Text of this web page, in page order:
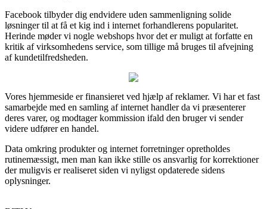
Facebook tilbyder dig endvidere uden sammenligning solide
løsninger til at få et kig ind i internet forhandlerens popularitet.
Herinde møder vi nogle webshops hvor det er muligt at forfatte en
kritik af virksomhedens service, som tillige må bruges til afvejning
af kundetilfredsheden.
Vores hjemmeside er finansieret ved hjælp af reklamer. Vi har et fast
samarbejde med en samling af internet handler da vi præsenterer
deres varer, og modtager kommission ifald den bruger vi sender
videre udfører en handel.
Data omkring produkter og internet forretninger opretholdes
rutinemæssigt, men man kan ikke stille os ansvarlig for korrektioner
der muligvis er realiseret siden vi nyligst opdaterede sidens
oplysninger.